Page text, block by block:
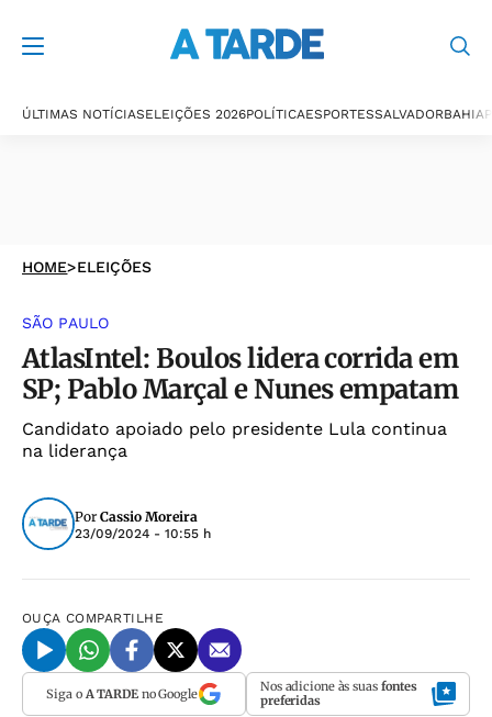
ÚLTIMAS NOTÍCIASELEIÇÕES 2026POLÍTICAESPORTESSALVADORBAHIA
HOME>ELEIÇÕES
SÃO PAULO
AtlasIntel: Boulos lidera corrida em
SP; Pablo Marçal e Nunes empatam
Candidato apoiado pelo presidente Lula continua
na liderança
Por Cassio Moreira
23/09/2024 - 10:55 h
OUÇA COMPARTILHE
Siga o A TARDEno Google Nos adicione às suas fontes
preferidas